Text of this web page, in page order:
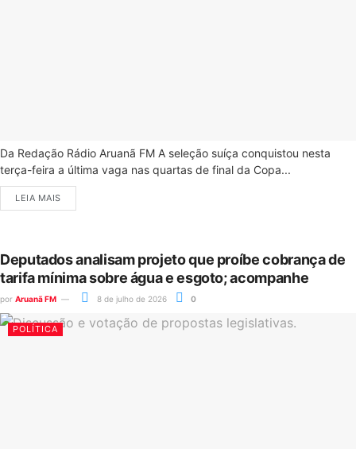
Da Redação Rádio Aruanã FM A seleção suíça conquistou nesta
terça-feira a última vaga nas quartas de final da Copa...
LEIA MAIS
Deputados analisam projeto que proíbe cobrança de
tarifa mínima sobre água e esgoto; acompanhe
por Aruanã FM 8 de julho de 2026 0
POLÍTICA